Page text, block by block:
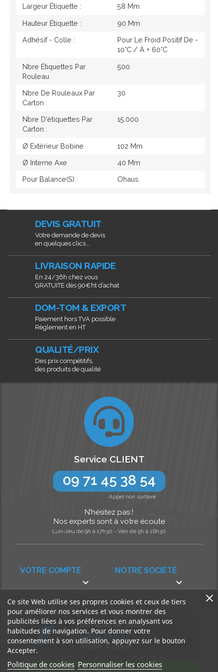
Largeur Étiquette : 58 Mm
Hauteur Étiquette : 90 Mm
Adhésif - Colle :
Pour Le Froid Positif De -
10°c / À + 60°c
Nbre Étiquettes Par
Rouleau
500
Nbre De Rouleaux Par
Carton :
30
Nbre D'étiquettes Par
Carton :
15.000
Ø Extérieur Bobine 102 Mm
Ø Interne Axe 40 Mm
Pour Balance(s) : Ohaus
DEVIS GRATUIT
Votre demande de devis
en quelques clics...
LIVRAISON RAPIDE
En 24/36h chez vous
GRATUITE dès 90€ht d’achat
DOM-TOM & EXPORT
Paiement hors TVA possible
Règlement en HT
QUALITÉ/PRIX
Des prix compétitifs,
des produits de qualité
NOTRE SOCIÉTÉ

VOTRE COMPTE

Service CLIENT
09 71 45 38 54
Appel non surtaxé
N’hésitez pas !
Nos experts sont à votre écoute
Lun-Jeu de 9h à 17h30 - Ven de 9h à 16h30
Demande de devis
GRATUIT
Simple & rapide
Ce site Web utilise ses propres cookies et ceux de tiers
pour améliorer nos services et vous montrer des
publicités liées à vos préférences en analysant vos
habitudes de navigation. Pour donner votre
consentement à son utilisation, appuyez sur le bouton
Accepter.
Politique de cookies Personnaliser les cookies